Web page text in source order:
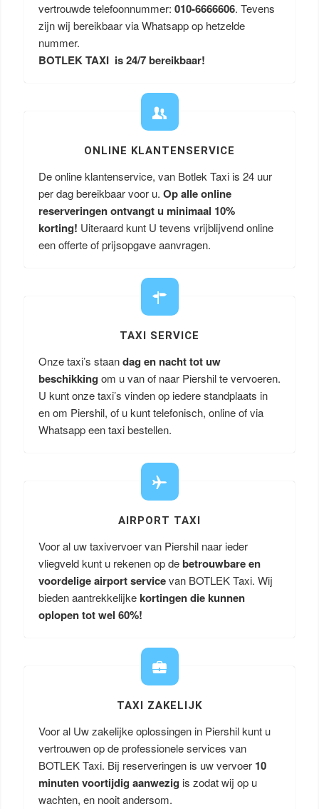
vertrouwde telefoonnummer: 010-6666606. Tevens
zijn wij bereikbaar via Whatsapp op hetzelde
nummer.
BOTLEK TAXI is 24/7 bereikbaar!
ONLINE KLANTENSERVICE
De online klantenservice, van Botlek Taxi is 24 uur
per dag bereikbaar voor u. Op alle online
reserveringen ontvangt u minimaal 10%
korting! Uiteraard kunt U tevens vrijblijvend online
een offerte of prijsopgave aanvragen.
TAXI SERVICE
Onze taxi’s staandag en nacht tot uw
beschikking om u van of naar Piershil te vervoeren.
U kunt onze taxi’s vinden op iedere standplaats in
en om Piershil, of u kunt telefonisch, online of via
Whatsapp een taxi bestellen.
AIRPORT TAXI
Voor al uw taxivervoer van Piershil naar ieder
vliegveld kunt u rekenen op debetrouwbare en
voordelige airport servicevan BOTLEK Taxi. Wij
bieden aantrekkelijkekortingen die kunnen
oplopen tot wel 60%!
TAXI ZAKELIJK
Voor al Uw zakelijke oplossingen in Piershil kunt u
vertrouwen op de professionele services van
BOTLEK Taxi. Bij reserveringen is uw vervoer 10
minuten voortijdig aanwezig is zodat wij op u
wachten, en nooit andersom.